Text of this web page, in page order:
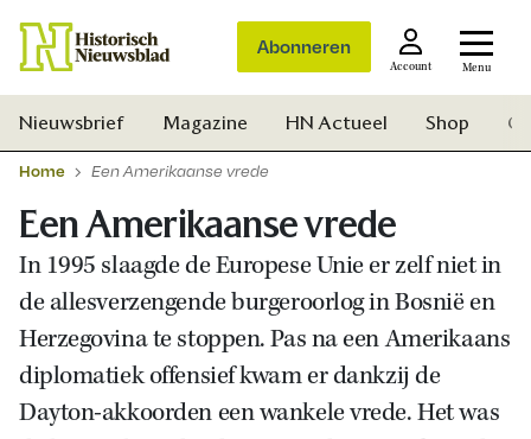
Abonneren
Account Menu
Nieuwsbrief Magazine HN Actueel Shop
Home Een Amerikaanse vrede
Een Amerikaanse vrede
In 1995 slaagde de Europese Unie er zelf niet in
de allesverzengende burgeroorlog in Bosnië en
Herzegovina te stoppen. Pas na een Amerikaans
diplomatiek offensief kwam er dankzij de
Dayton-akkoorden een wankele vrede. Het was